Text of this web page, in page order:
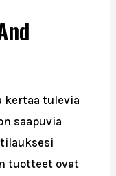
kertaa tulevia
saapuvia
tuotteet ovat